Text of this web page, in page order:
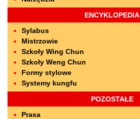
ENCYKLOPEDIA
Sylabus
Mistrzowie
Szkoły Wing Chun
Szkoły Weng Chun
Formy stylowe
Systemy kungfu
POZOSTAŁE
Prasa